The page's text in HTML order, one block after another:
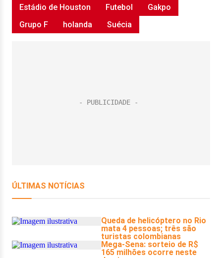
Estádio de Houston
Futebol
Gakpo
Grupo F
holanda Suécia